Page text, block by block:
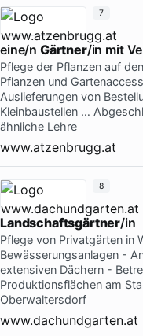
eine/n Gärtner/in mit
Pflege der Pflanzen auf
Pflanzen und
Auslieferungen von
Kleinbaustellen …
ähnliche Lehre
www.atzenbrugg.at
7
Landschaftsgärtner/in
Pflege von Privatgärten in
Bewässerungsanlagen -
extensiven Dächern -
Produktionsflächen am
Oberwaltersdorf
www.dachundgarten.at
8